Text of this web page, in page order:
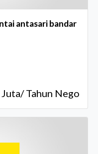
antasari bandar
Juta/ Tahun Nego